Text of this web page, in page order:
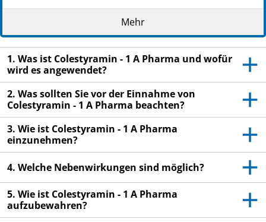
Wenn Sie weitere Fragen haben, wenden Sie sich
an Ihren Arzt oder Apotheker.
Dieses Arzneimittel wurde Ihnen persönlich
verschrieben. Geben Sie es nicht an Dritte weiter.
Es kann anderen Menschen schaden, auch wenn
diese die gleichen Beschwerden haben wie Sie.
Wenn Sie Nebenwirkungen bemerken, wenden Sie
sich an Ihren Arzt oder Apotheker. Dies gilt auch
für Nebenwirkungen, die nicht in dieser
Packungsbeilage angegeben sind. Siehe Abschnitt
4.
Mehr
1. Was ist Colestyramin - 1 A Pharma und wofür
wird es angewendet?
2. Was sollten Sie vor der Einnahme von
Colestyramin - 1 A Pharma beachten?
3. Wie ist Colestyramin - 1 A Pharma
einzunehmen?
4. Welche Nebenwirkungen sind möglich?
5. Wie ist Colestyramin - 1 A Pharma
aufzubewahren?